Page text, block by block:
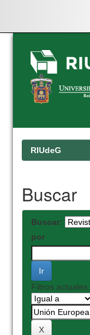
Skip
navigation
RIUdeG
Buscar
Buscar:
por
Filtros actuales: